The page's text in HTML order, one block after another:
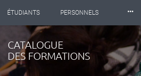
ÉTUDIANTS PERSONNELS
BIBLIOTHÈQUES
2
⸱⸱⸱
CATALOGUE
DES FORMATIONS